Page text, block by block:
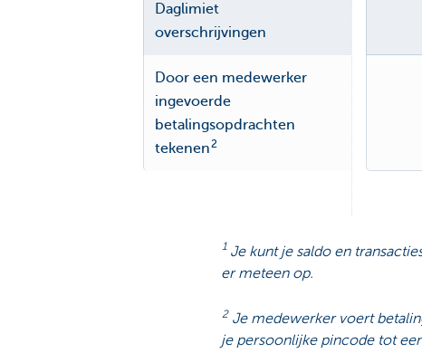
Daglimiet
overschrijvingen
Door een medewerker
ingevoerde
betalingsopdrachten
tekenen2
1 Je kunt je saldo en
er meteen op.
2Je medewerker voert
je persoonlijke pincode tot